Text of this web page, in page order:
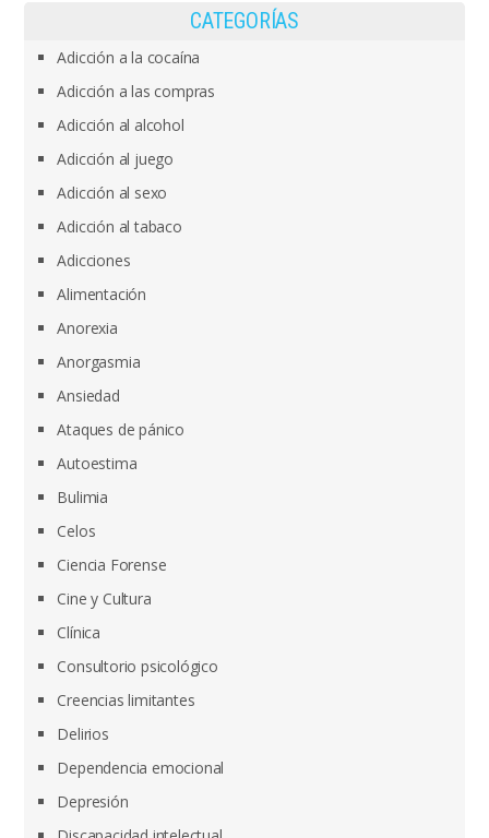
CATEGORÍAS
Adicción a la cocaína
Adicción a las compras
Adicción al alcohol
Adicción al juego
Adicción al sexo
Adicción al tabaco
Adicciones
Alimentación
Anorexia
Anorgasmia
Ansiedad
Ataques de pánico
Autoestima
Bulimia
Celos
Ciencia Forense
Cine y Cultura
Clínica
Consultorio psicológico
Creencias limitantes
Delirios
Dependencia emocional
Depresión